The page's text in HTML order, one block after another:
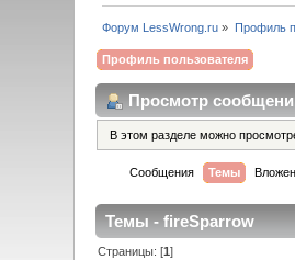
Форум LessWrong.ru » Профиль
Профиль пользователя
Просмотр
В этом разделе можно
Сообщения Темы
Темы - fireSparrow
Страницы: [1]